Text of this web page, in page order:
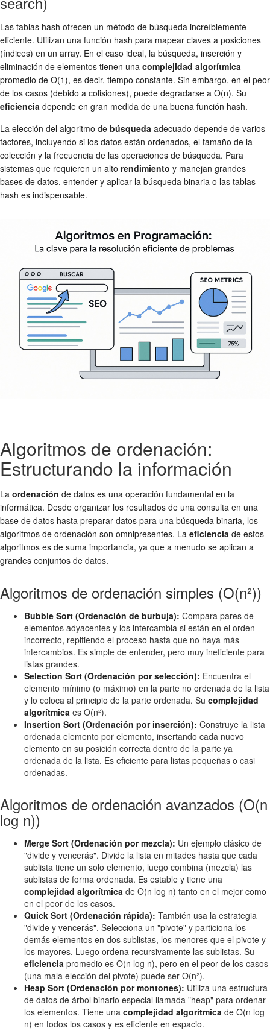
Las tablas hash ofrecen un método de búsqueda increíblemente
eficiente. Utilizan una función hash para mapear claves a posiciones
(índices) en un array. En el caso ideal, la búsqueda, inserción y
eliminación de elementos tienen una complejidad algorítmica
promedio de O(1), es decir, tiempo constante. Sin embargo, en el peor
de los casos (debido a colisiones), puede degradarse a O(n). Su
eficiencia depende en gran medida de una buena función hash.
La elección del algoritmo de búsqueda adecuado depende de varios
factores, incluyendo si los datos están ordenados, el tamaño de la
colección y la frecuencia de las operaciones de búsqueda. Para
sistemas que requieren un alto rendimiento y manejan grandes
bases de datos, entender y aplicar la búsqueda binaria o las tablas
hash es indispensable.
Algoritmos de ordenación:
Estructurando la información
La ordenación de datos es una operación fundamental en la
informática. Desde organizar los resultados de una consulta en una
base de datos hasta preparar datos para una búsqueda binaria, los
algoritmos de ordenación son omnipresentes. La eficiencia de estos
algoritmos es de suma importancia, ya que a menudo se aplican a
grandes conjuntos de datos.
Algoritmos de ordenación simples (O(n²))
Bubble Sort (Ordenación de burbuja): Compara pares de
elementos adyacentes y los intercambia si están en el orden
incorrecto, repitiendo el proceso hasta que no haya más
intercambios. Es simple de entender, pero muy ineficiente para
listas grandes.
Selection Sort (Ordenación por selección): Encuentra el
elemento mínimo (o máximo) en la parte no ordenada de la lista
y lo coloca al principio de la parte ordenada. Su complejidad
algorítmica es O(n²).
Insertion Sort (Ordenación por inserción): Construye la lista
ordenada elemento por elemento, insertando cada nuevo
elemento en su posición correcta dentro de la parte ya
ordenada de la lista. Es eficiente para listas pequeñas o casi
ordenadas.
Algoritmos de ordenación avanzados (O(n
log n))
Merge Sort (Ordenación por mezcla): Un ejemplo clásico de
"divide y vencerás". Divide la lista en mitades hasta que cada
sublista tiene un solo elemento, luego combina (mezcla) las
sublistas de forma ordenada. Es estable y tiene una
complejidad algorítmica de O(n log n) tanto en el mejor como
en el peor de los casos.
Quick Sort (Ordenación rápida): También usa la estrategia
"divide y vencerás". Selecciona un "pivote" y particiona los
demás elementos en dos sublistas, los menores que el pivote y
los mayores. Luego ordena recursivamente las sublistas. Su
eficiencia promedio es O(n log n), pero en el peor de los casos
(una mala elección del pivote) puede ser O(n²).
Heap Sort (Ordenación por montones): Utiliza una estructura
de datos de árbol binario especial llamada "heap" para ordenar
los elementos. Tiene una complejidad algorítmica de O(n log
n) en todos los casos y es eficiente en espacio.